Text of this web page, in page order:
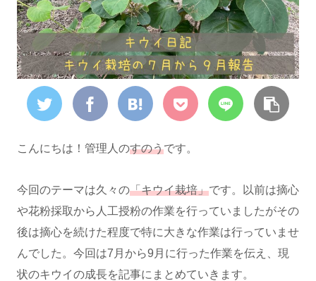
こんにちは！管理人のすのうです。
今回のテーマは久々の「キウイ栽培」です。以前は摘心
や花粉採取から人工授粉の作業を行っていましたがその
後は摘心を続けた程度で特に大きな作業は行っていませ
んでした。今回は7月から9月に行った作業を伝え、現
状のキウイの成長を記事にまとめていきます。